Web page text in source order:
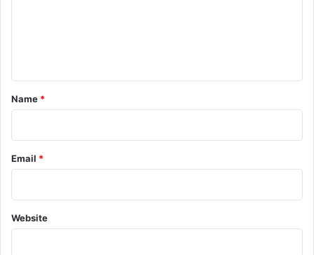
*
Name *
Email *
Website